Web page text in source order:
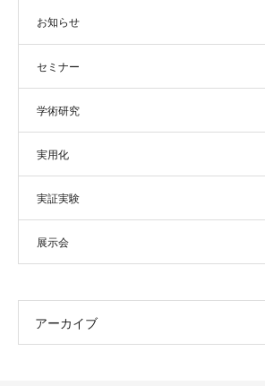
お知らせ
セミナー
学術研究
実用化
実証実験
展示会
アーカイブ